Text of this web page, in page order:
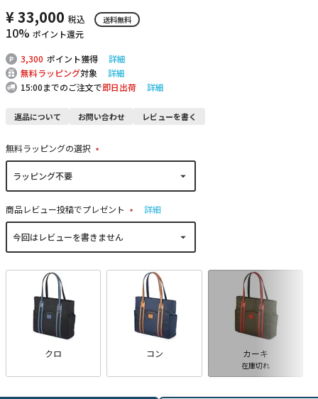
¥33,000 税込 送料無料
10% ポイント還元
3,300 ポイント獲得
詳細
無料ラッピング対象
詳細
15:00までのご注文で即日出荷 詳細
返品について お問い合わせ レビューを書く
無料ラッピングの選択
(
商品レビュー投稿でプレゼント
(
詳細
クロ コン カーキ
在庫切れ